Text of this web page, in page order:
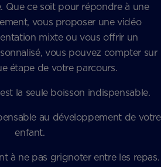
Que ce soit pour répondre à une
vous proposer une vidéo
mixte ou vous offrir un
vous pouvez compter sur
étape de votre parcours.
la seule boisson indispensable.
au développement de votre
enfant.
à ne pas grignoter entre les repas.